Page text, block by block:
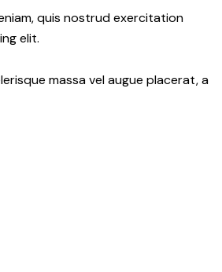
quis nostrud exercitation
elit.
massa vel augue placerat, a